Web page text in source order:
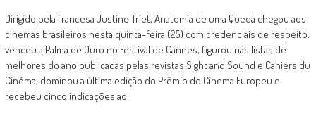
Dirigido pela francesa Justine Triet, Anatomia de uma Queda chegou aos
cinemas brasileiros nesta quinta-feira (25) com credenciais de respeito:
venceu a Palma de Ouro no Festival de Cannes, figurou nas listas de
melhores do ano publicadas pelas revistas Sight and Sound e Cahiers du
Cinéma, dominou a última edição do Prêmio do Cinema Europeu e
recebeu cinco indicações ao